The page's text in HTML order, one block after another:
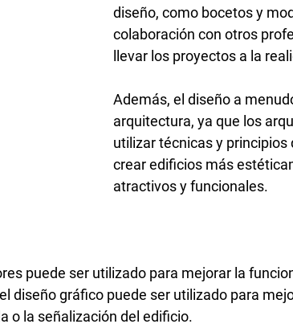
diseño, como bocetos y
colaboración con otros
llevar los proyectos a la
Además, el diseño a
arquitectura, ya que los
utilizar técnicas y
crear edificios más
atractivos y funcionales.
puede ser utilizado para mejorar la
diseño gráfico puede ser utilizado para
o la señalización del edificio.